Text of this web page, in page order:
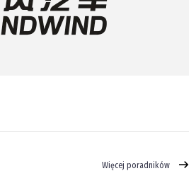
Więcej poradników